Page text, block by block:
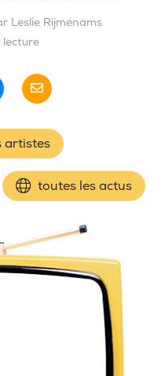
Leslie Rijmenams
artistes
toutes les actus